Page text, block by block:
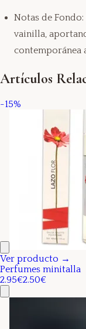
Notas de
vainilla,
contemporánea
Artículos
-15%
Ver producto →
Perfumes minitalla
2.95€2.50€